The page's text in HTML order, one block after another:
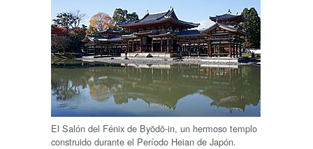
El Salón del Fénix de Byōdō-in, un hermoso templo
construido durante el Período Heian de Japón.